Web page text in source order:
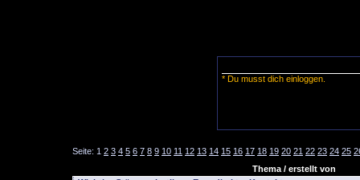
* Du musst dich einloggen.
Seite: 1 2 3 4 5 6 7 8 9 10 11 12 13 14 15 16 17 18 19 20 21 22 23 24 25
Thema / erstellt von